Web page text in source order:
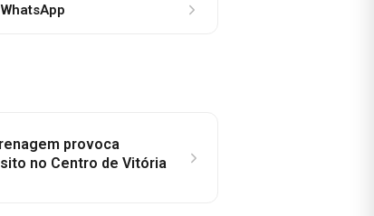
provoca
no Centro de Vitória